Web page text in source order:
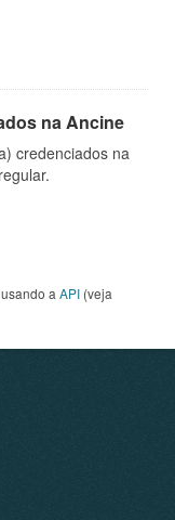
na Ancine
credenciados na
a API (veja